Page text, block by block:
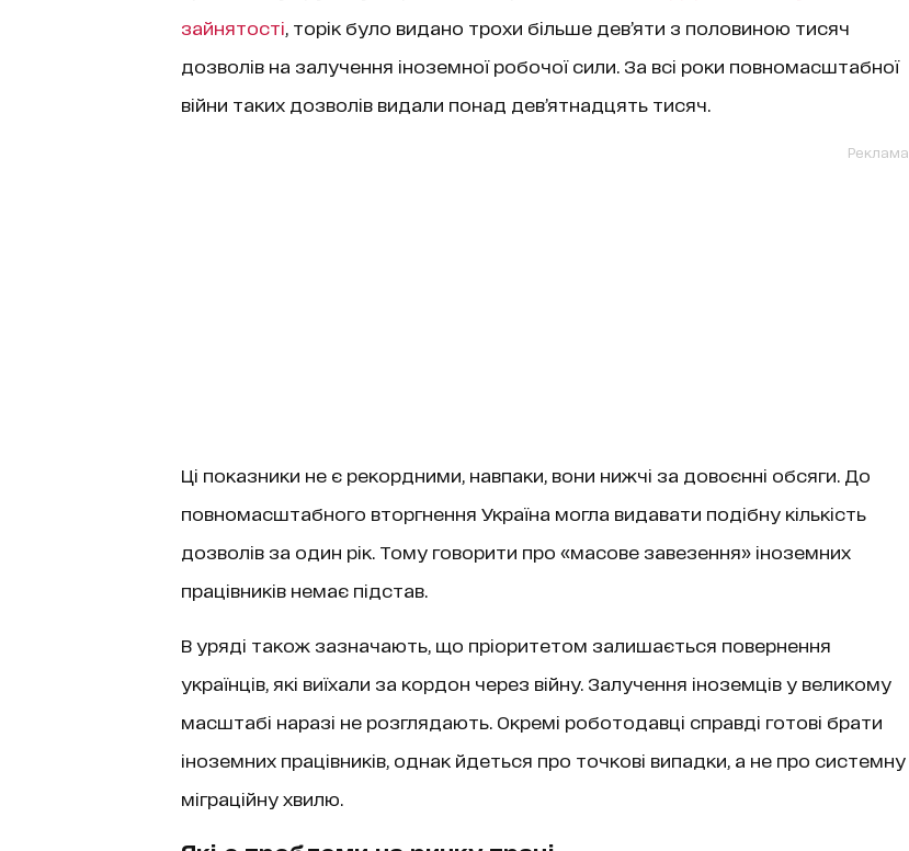
зайнятості , торік було видано трохи більше дев’яти з половиною тисяч
дозволів на залучення іноземної робочої сили. За всі роки повномасштабної
війни таких дозволів видали понад дев’ятнадцять тисяч.
Реклама
Ці показники не є рекордними, навпаки, вони нижчі за довоєнні обсяги. До
повномасштабного вторгнення Україна могла видавати подібну кількість
дозволів за один рік. Тому говорити про «масове завезення» іноземних
працівників немає підстав.
В уряді також зазначають, що пріоритетом залишається повернення
українців, які виїхали за кордон через війну. Залучення іноземців у великому
масштабі наразі не розглядають. Окремі роботодавці справді готові брати
іноземних працівників, однак йдеться про точкові випадки, а не про системну
міграційну хвилю.